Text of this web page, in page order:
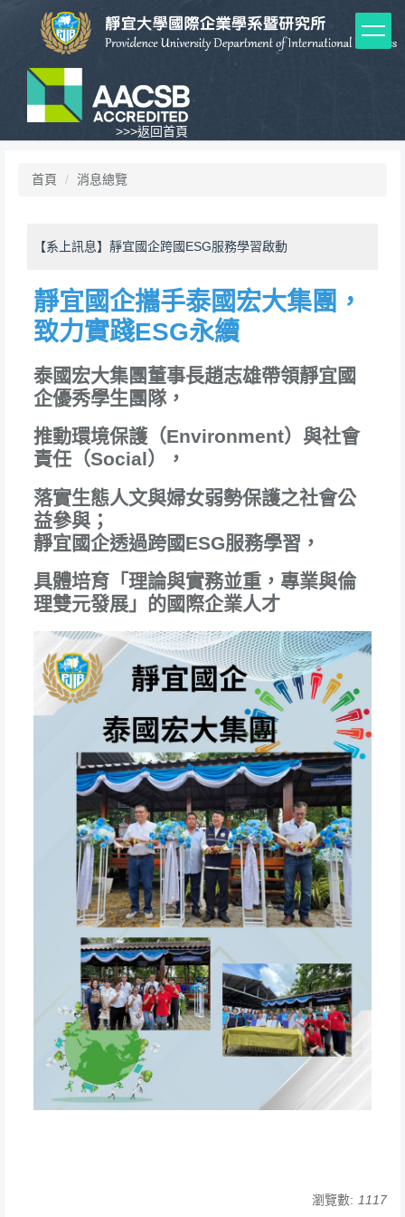
>>>返回首頁
首頁 消息總覽
【系上訊息】靜宜國企跨國ESG服務學習啟動
靜宜國企攜手泰國宏大集團，
致力實踐ESG永續
泰國宏大集團董事長趙志雄帶領靜宜國
企優秀學生團隊，
推動環境保護（Environment）與社會
責任（Social），
落實生態人文與婦女弱勢保護之社會公
益參與；
靜宜國企透過跨國ESG服務學習，
具體培育「理論與實務並重，專業與倫
理雙元發展」的國際企業人才
瀏覽數: 1117